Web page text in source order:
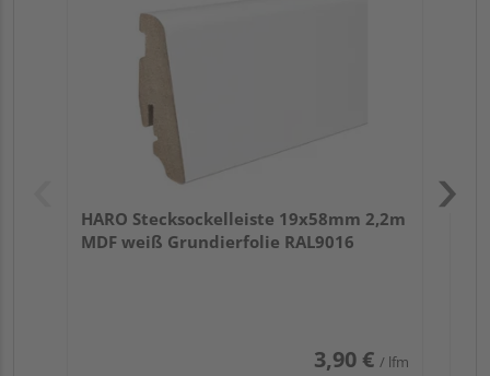
HARO Stecksockelleiste 19x58mm 2,2m
MDF weiß Grundierfolie RAL9016
3,90 € / lfm